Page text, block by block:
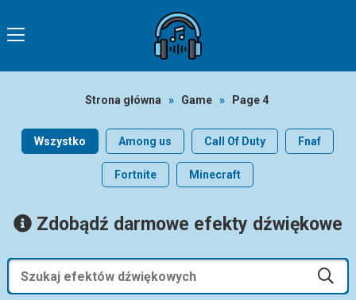
Strona główna » Game » Page 4
Wszystko Among us Call Of Duty Fnaf
Fortnite Minecraft
Zdobądź darmowe efekty dźwiękowe